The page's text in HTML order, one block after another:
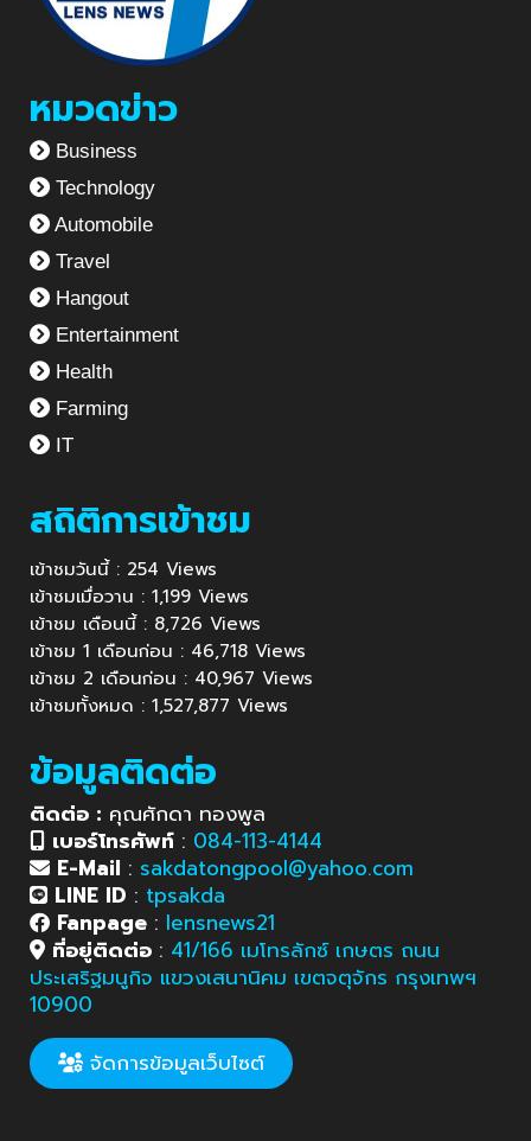
หมวดข่าว
Business
Technology
Automobile
Travel
Hangout
Entertainment
Health
Farming
IT
สถิติการเข้าชม
เข้าชมวันนี้ : 254 Views
เข้าชมเมื่อวาน : 1,199 Views
เข้าชม เดือนนี้ : 8,726 Views
เข้าชม 1 เดือนก่อน : 46,718 Views
เข้าชม 2 เดือนก่อน : 40,967 Views
เข้าชมทั้งหมด : 1,527,877 Views
ข้อมูลติดต่อ
ติดต่อ : คุณศักดา ทองพูล
เบอร์โทรศัพท์ : 084-113-4144
E-Mail : sakdatongpool@yahoo.com
LINE ID : tpsakda
Fanpage : lensnews21
ที่อยู่ติดต่อ : 41/166 เมโทรลักซ์ เกษตร ถนน
ประเสริฐมนูกิจ แขวงเสนานิคม เขตจตุจักร กรุงเทพฯ
10900
จัดการข้อมูลเว็บไซต์